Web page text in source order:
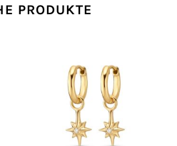
PRODUKTE